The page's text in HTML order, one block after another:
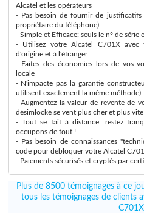
Alcatel et les opérateurs
- Pas besoin de fournir de justificatifs
propriétaire du téléphone)
- Simple et Efficace: seuls le n° de
- Utilisez votre Alcatel C701X
d'origine et à l'étranger
- Faites des économies lors de vos
locale
- N'impacte pas la garantie
utilisent exactement la même méthode)
- Augmentez la valeur de revente de
désimlocké se vent plus cher et plus vite
- Tout se fait à distance: restez
occupons de tout !
- Pas besoin de connaissances
code pour débloquer votre Alcatel
- Paiements sécurisés et cryptés par
Plus de 8500 témoignages à ce
tous les témoignages de clients
C701X